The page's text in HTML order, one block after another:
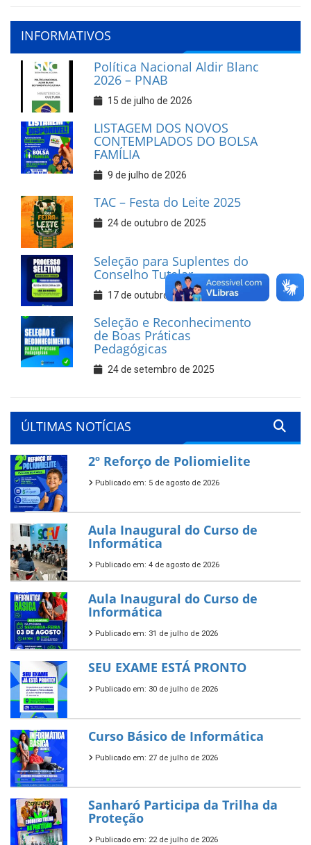
INFORMATIVOS
Política Nacional Aldir Blanc
2026 – PNAB
15 de julho de 2026
LISTAGEM DOS NOVOS
CONTEMPLADOS DO BOLSA
FAMÍLIA
9 de julho de 2026
TAC – Festa do Leite 2025
24 de outubro de 2025
Seleção para Suplentes do
Conselho Tutelar
17 de outubro de 2025
Seleção e Reconhecimento
de Boas Práticas
Pedagógicas
24 de setembro de 2025
ÚLTIMAS NOTÍCIAS
2º Reforço de Poliomielite
Publicado em: 5 de agosto de 2026
Aula Inaugural do Curso de
Informática
Publicado em: 4 de agosto de 2026
Aula Inaugural do Curso de
Informática
Publicado em: 31 de julho de 2026
SEU EXAME ESTÁ PRONTO
Publicado em: 30 de julho de 2026
Curso Básico de Informática
Publicado em: 27 de julho de 2026
Sanharó Participa da Trilha da
Proteção
Publicado em: 22 de julho de 2026